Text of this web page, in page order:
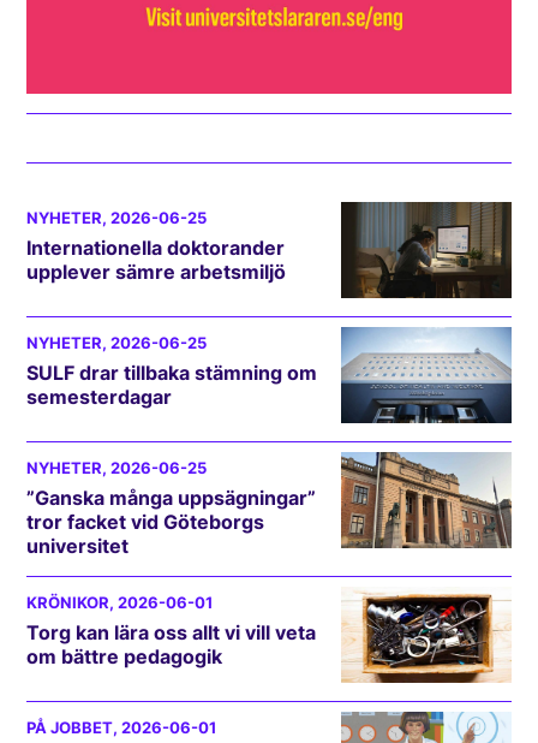
NYHETER, 2026-06-25
Internationella doktorander
upplever sämre arbetsmiljö
NYHETER, 2026-06-25
SULF drar tillbaka stämning om
semesterdagar
NYHETER, 2026-06-25
”Ganska många uppsägningar”
tror facket vid Göteborgs
universitet
KRÖNIKOR, 2026-06-01
Torg kan lära oss allt vi vill veta
om bättre pedagogik
PÅ JOBBET, 2026-06-01